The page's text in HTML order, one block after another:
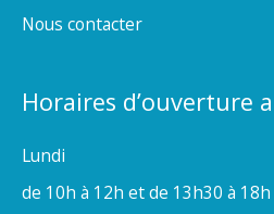
Nous contacter
Horaires d’ouverture
Lundi
de 10h à 12h et de 13h30 à 18h